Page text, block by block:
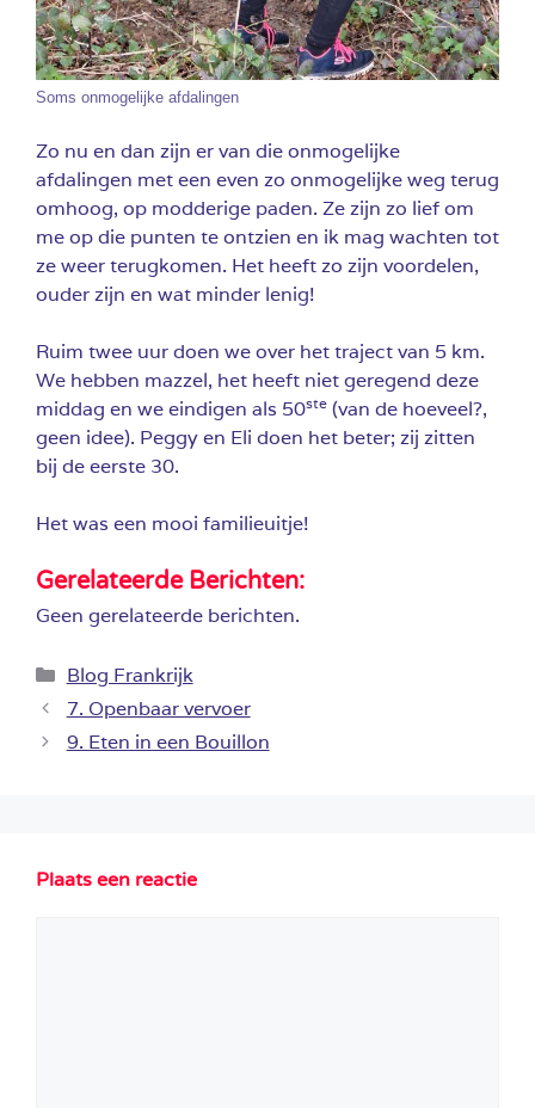
Soms onmogelijke afdalingen
Zo nu en dan zijn er van die onmogelijke
afdalingen met een even zo onmogelijke weg terug
omhoog, op modderige paden. Ze zijn zo lief om
me op die punten te ontzien en ik mag wachten tot
ze weer terugkomen. Het heeft zo zijn voordelen,
ouder zijn en wat minder lenig!
Ruim twee uur doen we over het traject van 5 km.
We hebben mazzel, het heeft niet geregend deze
middag en we eindigen als 50ste (van de hoeveel?,
geen idee). Peggy en Eli doen het beter; zij zitten
bij de eerste 30.
Het was een mooi familieuitje!
Gerelateerde Berichten:
Geen gerelateerde berichten.
Categorieën
Blog Frankrijk
7. Openbaar vervoer
9. Eten in een Bouillon
Plaats een reactie